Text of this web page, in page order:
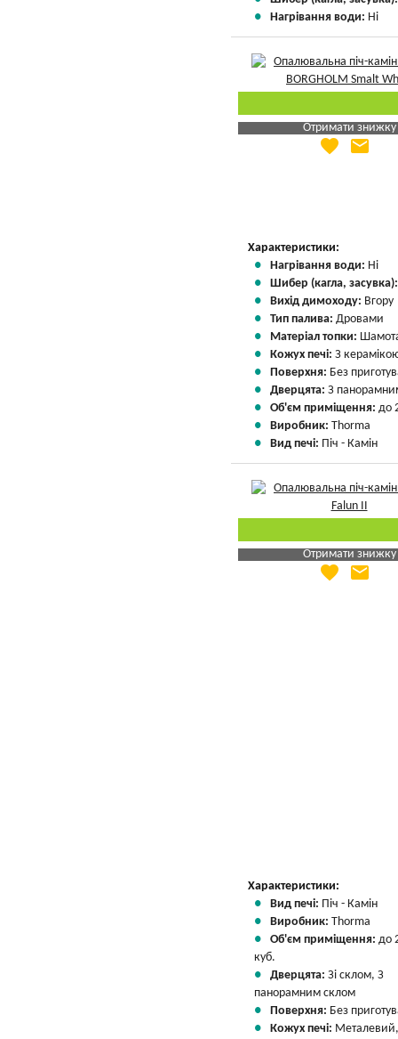
Нагрівання води: Ні
Отримати знижку
Яка Ваша ціна
favorite email
Характеристики:
Нагрівання води: Ні
Шибер (кагла,
Вихід димоходу: Вгору
Тип палива: Дровами
Матеріал топки:
Кожух печі: З
Поверхня: Без
Дверцята: З
Об'єм приміщення: до
Виробник: Thorma
Вид печі: Піч - Камін
Отримати знижку
Яка Ваша ціна
favorite email
Характеристики:
Вид печі: Піч - Камін
Виробник: Thorma
Об'єм приміщення: до
куб.
Дверцята: Зі склом, З
панорамним склом
Поверхня: Без
Кожух печі: